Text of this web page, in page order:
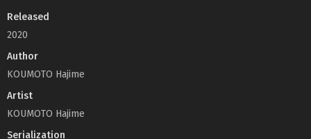
Released
2020
Author
KOUMOTO Hajime
Artist
KOUMOTO Hajime
Serialization